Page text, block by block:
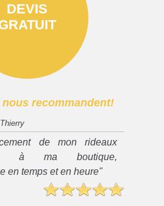
DEVIS
recommandent!
de mon rideaux
à ma boutique,
en temps et en heure"